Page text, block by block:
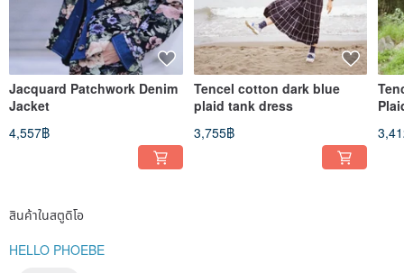
Jacquard Patchwork Denim
Jacket
4,557฿
Tencel cotton dark blue
plaid tank dress
3,755฿
สินค้าในสตูดิโอ
HELLO PHOEBE